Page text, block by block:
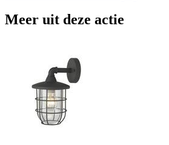
Meer uit deze actie